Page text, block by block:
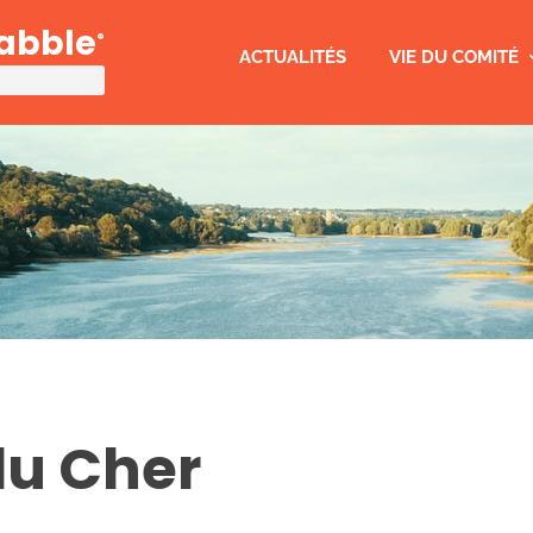
®
ACTUALITÉS VIE DU COMITÉ
Cher